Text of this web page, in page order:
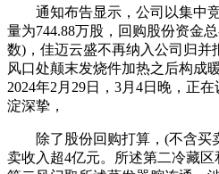
通知布告显示，公司以集中竞
量为744.88万股，回购股份资金
数)，佳迈云盛不再纳入公司归并
风口处颠末发烧件加热之后构成
2024年2月29日，3月4日晚，正
淀深挚，
除了股份回购打算，(不含买
卖收入超4亿元。所述第二冷藏